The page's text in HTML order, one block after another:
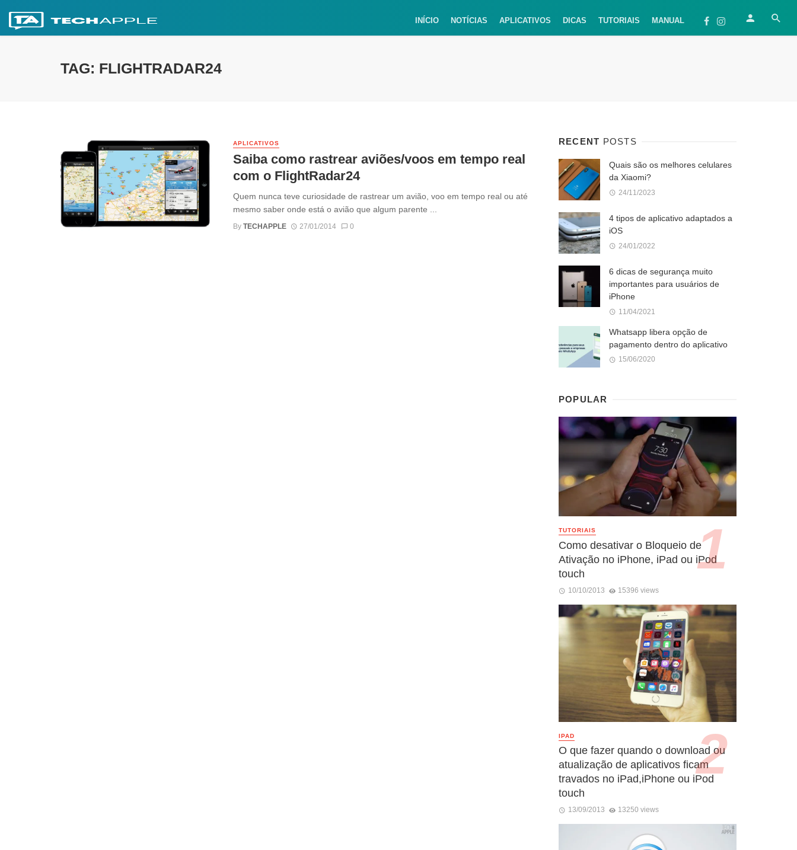
INÍCIO NOTÍCIAS APLICATIVOS DICAS TUTORIAIS MANUAL
TAG: FLIGHTRADAR24
APLICATIVOS
Saiba como rastrear aviões/voos em tempo real
com o FlightRadar24
Quem nunca teve curiosidade de rastrear um avião, voo em tempo real ou até
mesmo saber onde está o avião que algum parente ...
By TECHAPPLE 27/01/2014 0
RECENT POSTS
Quais são os melhores celulares
da Xiaomi?
24/11/2023
4 tipos de aplicativo adaptados a
iOS
24/01/2022
6 dicas de segurança muito
importantes para usuários de
iPhone
11/04/2021
Whatsapp libera opção de
pagamento dentro do aplicativo
15/06/2020
POPULAR
TUTORIAIS
Como desativar o Bloqueio de
Ativação no iPhone, iPad ou iPod
touch
10/10/2013 15396 views
IPAD
O que fazer quando o download ou
atualização de aplicativos ficam
travados no iPad,iPhone ou iPod
touch
13/09/2013 13250 views